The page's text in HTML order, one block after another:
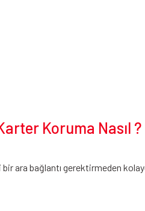
Koruma Nasıl ?
ara bağlantı gerektirmeden